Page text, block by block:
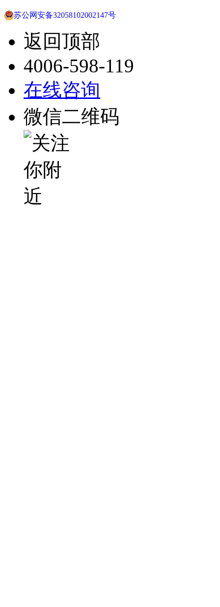
苏公网安备32058102002147号
返回顶部
4006-598-119
在线咨询
微信二维码